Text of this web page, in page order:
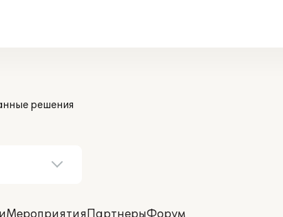
решения
Мероприятия ПартнерыФорум